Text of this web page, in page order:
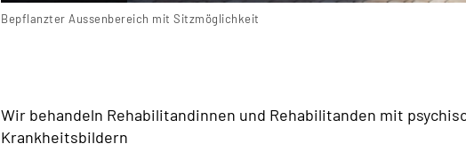
Bepflanzter Aussenbereich mit Sitzmöglichkeit
Wir behandeln Rehabilitandinnen und Rehabilitanden mit
Krankheitsbildern